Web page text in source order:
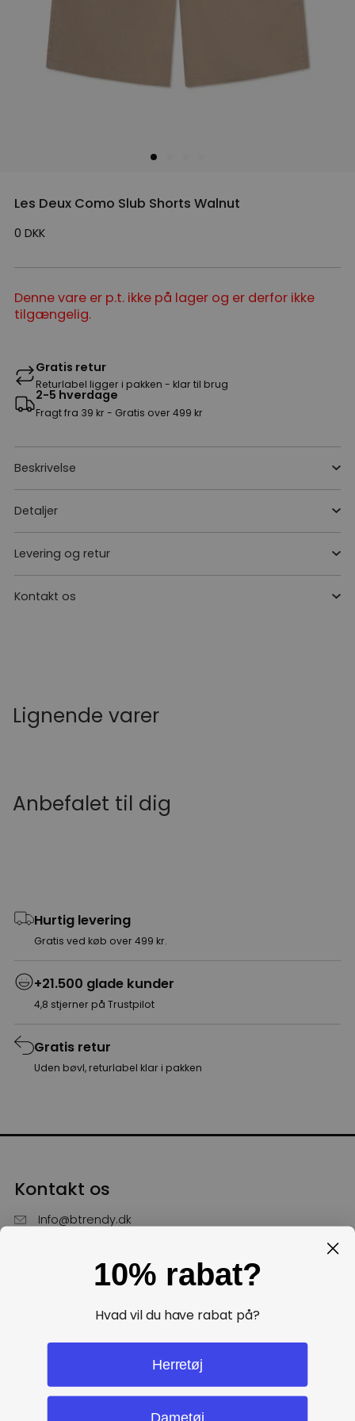
Les Deux Como Slub Shorts Walnut
0 DKK
Denne vare er p.t. ikke på lager og er derfor ikke
tilgængelig.
Gratis retur
Returlabel ligger i pakken - klar til brug
2-5 hverdage
Fragt fra 39 kr - Gratis over 499 kr
Beskrivelse
Detaljer
Levering og retur
Kontakt os
Lignende varer
Anbefalet til dig
Hurtig levering
Gratis ved køb over 499 kr.
+21.500 glade kunder
4,8 stjerner på Trustpilot
Gratis retur
Uden bøvl, returlabel klar i pakken
Kontakt os
Info@btrendy.dk
Hverdage fra kl. 10 - 16
10% rabat?
Hvad vil du have rabat på?
Herretøj